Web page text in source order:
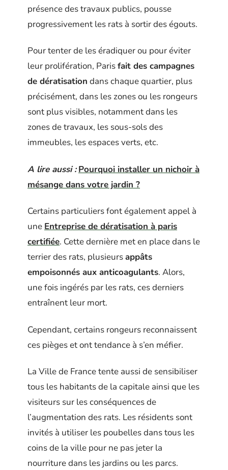
présence des travaux publics, pousse
progressivement les rats à sortir des égouts.
Pour tenter de les éradiquer ou pour éviter
leur prolifération, Parisfait des campagnes
de dératisation dans chaque quartier, plus
précisément, dans les zones ou les rongeurs
sont plus visibles, notamment dans les
zones de travaux, les sous-sols des
immeubles, les espaces verts, etc.
A lire aussi : Pourquoi installer un nichoir à
mésange dans votre jardin ?
Certains particuliers font également appel à
une Entreprise de dératisation à paris
certifiée. Cette dernière met en place dans le
terrier des rats, plusieursappâts
empoisonnés aux anticoagulants. Alors,
une fois ingérés par les rats, ces derniers
entraînent leur mort.
Cependant, certains rongeurs reconnaissent
ces pièges et ont tendance à s’en méfier.
La Ville de France tente aussi de sensibiliser
tous les habitants de la capitale ainsi que les
visiteurs sur les conséquences de
l’augmentation des rats. Les résidents sont
invités à utiliser les poubelles dans tous les
coins de la ville pour ne pas jeter la
nourriture dans les jardins ou les parcs.